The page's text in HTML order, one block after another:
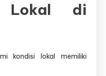
Lokal di
kondisi lokal memiliki